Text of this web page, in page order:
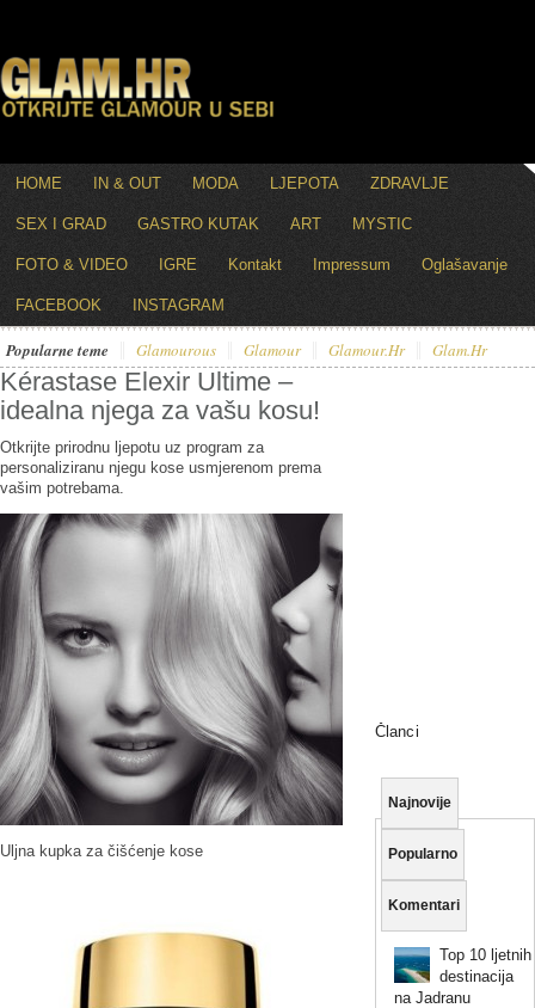
HOME IN & OUT MODA LJEPOTA ZDRAVLJE
SEX I GRAD GASTRO KUTAK ART MYSTIC
FOTO & VIDEO IGRE Kontakt Impressum Oglašavanje
FACEBOOK INSTAGRAM
Popularne teme Glamourous Glamour Glamour.hr Glam.hr
Kérastase Elexir Ultime –
idealna njega za vašu kosu!
Otkrijte prirodnu ljepotu uz program za
personaliziranu njegu kose usmjerenom prema
vašim potrebama.
Uljna kupka za čišćenje kose
Članci
Najnovije
Popularno
Komentari
Top 10 ljetnih
destinacija
na Jadranu